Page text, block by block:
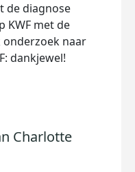
de diagnose
KWF met de
naar
dankjewel!
Charlotte